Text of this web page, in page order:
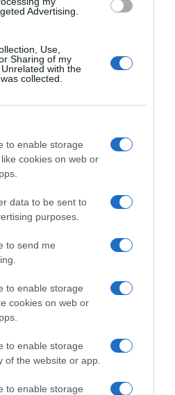
Advertising.
Use,
Sharing of my
with the
collected.
to enable storage
cookies on web or
data to be sent to
purposes.
to send me
to enable storage
cookies on web or
to enable storage
of the website or app.
to enable storage
paradajz će biti spreman za
hladnije, posebno početkom
usporava rast i sazrijevanje.
skraćivanje vrha stabljike kako bi
svesti na minimum. Previše
i povećati rizik od pucanja